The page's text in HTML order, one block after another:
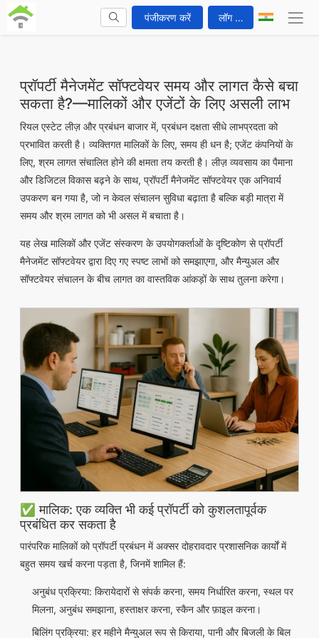
पंजीकरण करें लॉग इन करें
प्रॉपर्टी मैनेजमेंट सॉफ्टवेयर समय और लागत कैसे बचा
सकता है?—मालिकों और एजेंटों के लिए असली लाभ
रियल एस्टेट लीज़ और प्रबंधन बाजार में, प्रबंधन दक्षता सीधे लाभप्रदता को
प्रभावित करती है। व्यक्तिगत मालिकों के लिए, समय ही धन है; एजेंट कंपनियों के
लिए, श्रम लागत संचालित होने की क्षमता तय करती है। लीज़ व्यवसाय का पैमाना
और डिजिटल विकास बढ़ने के साथ, प्रॉपर्टी मैनेजमेंट सॉफ्टवेयर एक अनिवार्य
उपकरण बन गया है, जो न केवल संचालन सुविधा बढ़ाता है बल्कि बड़ी मात्रा में
समय और श्रम लागत को भी असल में बचाता है।
यह लेख मालिकों और एजेंट संस्करण के उपयोगकर्ताओं के दृष्टिकोण से प्रॉपर्टी
मैनेजमेंट सॉफ्टवेयर द्वारा दिए गए स्पष्ट लाभों को समझाएगा, और मैन्युअल और
सॉफ्टवेयर संचालन के बीच लागत का वास्तविक आंकड़ों के साथ तुलना करेगा।
✅ मालिक: एक व्यक्ति भी कई प्रॉपर्टी को कुशलतापूर्वक
प्रबंधित कर सकता है
पारंपरिक मालिकों को प्रॉपर्टी प्रबंधन में अक्सर दोहरावदार प्रशासनिक कार्यों में
बहुत समय खर्च करना पड़ता है, जिनमें शामिल हैं:
अनुबंध प्रक्रिया: किरायेदारों से संपर्क करना, समय निर्धारित करना, स्थल पर
मिलना, अनुबंध समझाना, हस्ताक्षर करना, स्कैन और फ़ाइल करना।
बिलिंग प्रक्रिया: हर महीने मैन्युअल रूप से किराया, पानी और बिजली के बिल